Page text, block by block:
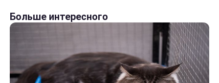
Больше интересного